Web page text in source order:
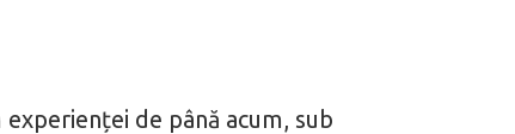
de până acum, sub